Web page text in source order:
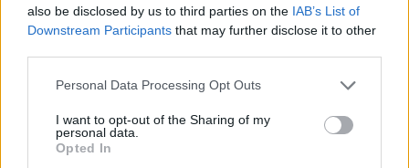
also be disclosed by us to third parties on the IAB’s List of
Downstream Participants that may further disclose it to other
Please note that this website/app uses one or more Google
not limited to your visit or usage behaviour. You may click to
grant or deny consent to Google and its third-party tags to
use your data for below specified purposes in below Google
Personal Data Processing Opt Outs
I want to opt-out of the Sharing of my
personal data.
Opted In
felállásról még túl korai bármit is mondani. Sok szó esett
róla, de még semmi konkrétum nem történt.”